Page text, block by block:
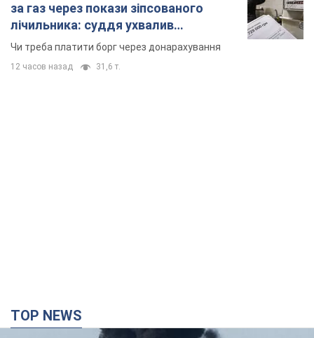
за газ через покази зіпсованого
лічильника: суддя ухвалив
неочікуване рішення
Чи треба платити борг через донарахування
12 часов назад 31,6 т.
TOP NEWS